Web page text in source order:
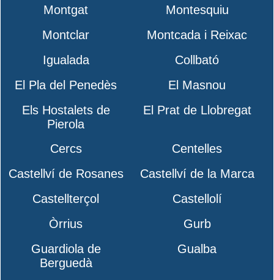
Montgat
Montesquiu
Montclar
Montcada i Reixac
Igualada
Collbató
El Pla del Penedès
El Masnou
Els Hostalets de
Pierola
El Prat de Llobregat
Cercs
Centelles
Castellví de Rosanes
Castellví de la Marca
Castellterçol
Castellolí
Òrrius
Gurb
Guardiola de
Berguedà
Gualba